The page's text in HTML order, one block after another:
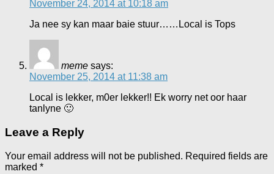
November 24, 2014 at 10:18 am
Ja nee sy kan maar baie stuur……Local is Tops
meme says:
November 25, 2014 at 11:38 am
Local is lekker, m0er lekker!! Ek worry net oor haar
tanlyne 🙂
Leave a Reply
Your email address will not be published. Required fields are
marked *